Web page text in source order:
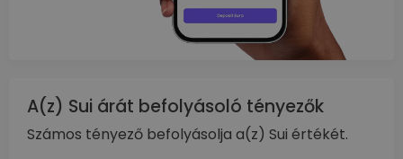
A(z) Sui árát befolyásoló tényezők
Számos tényező befolyásolja a(z) Sui értékét.